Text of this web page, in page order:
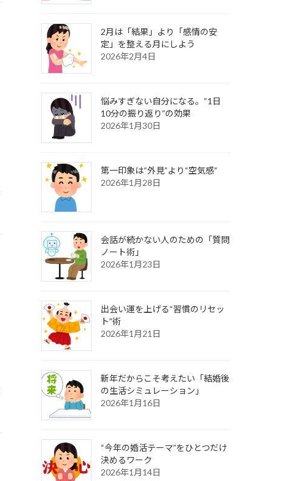
2月は「結果」より「感情の安
定」を整える月にしよう
2026年2月4日
悩みすぎない自分になる。“1日
10分の振り返り”の効果
2026年1月30日
第一印象は“外見”より“空気感”
2026年1月28日
会話が続かない人のための「質問
ノート術」
2026年1月23日
出会い運を上げる“習慣のリセッ
ト”術
2026年1月21日
新年だからこそ考えたい「結婚後
の生活シミュレーション」
2026年1月16日
“今年の婚活テーマ”をひとつだけ
決めるワーク
2026年1月14日